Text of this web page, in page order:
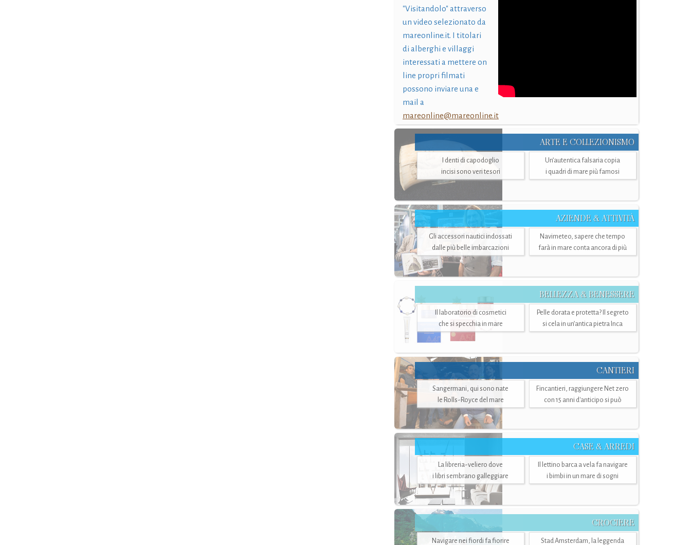
"Visitandolo" attraverso
un video selezionato da
mareonline.it. I titolari
di alberghi e villaggi
interessati a mettere on
line propri filmati
possono inviare una e
mail a
mareonline@mareonline.it
ARTE E COLLEZIONISMO
I denti di capodoglio
incisi sono veri tesori
Un’autentica falsaria copia
i quadri di mare più famosi
AZIENDE & ATTIVITÀ
Gli accessori nautici indossati
dalle più belle imbarcazioni
Navimeteo, sapere che tempo
farà in mare conta ancora di più
BELLEZZA & BENESSERE
Il laboratorio di cosmetici
che si specchia in mare
Pelle dorata e protetta? Il segreto
si cela in un’antica pietra Inca
CANTIERI
Sangermani, qui sono nate
le Rolls-Royce del mare
Fincantieri, raggiungere Net zero
con 15 anni d'anticipo si può
CASE & ARREDI
La libreria-veliero dove
i libri sembrano galleggiare
Il lettino barca a vela fa navigare
i bimbi in un mare di sogni
CROCIERE
Navigare nei fiordi fa fiorire
Stad Amsterdam, la leggenda